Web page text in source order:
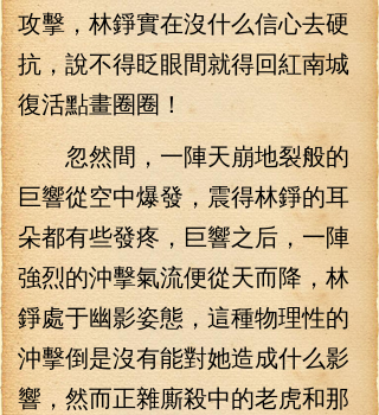
攻擊，林錚實在沒什么信心去硬
抗，說不得眨眼間就得回紅南城
復活點畫圈圈！
忽然間，一陣天崩地裂般的
巨響從空中爆發，震得林錚的耳
朵都有些發疼，巨響之后，一陣
強烈的沖擊氣流便從天而降，林
錚處于幽影姿態，這種物理性的
沖擊倒是沒有能對她造成什么影
響，然而正雜廝殺中的老虎和那